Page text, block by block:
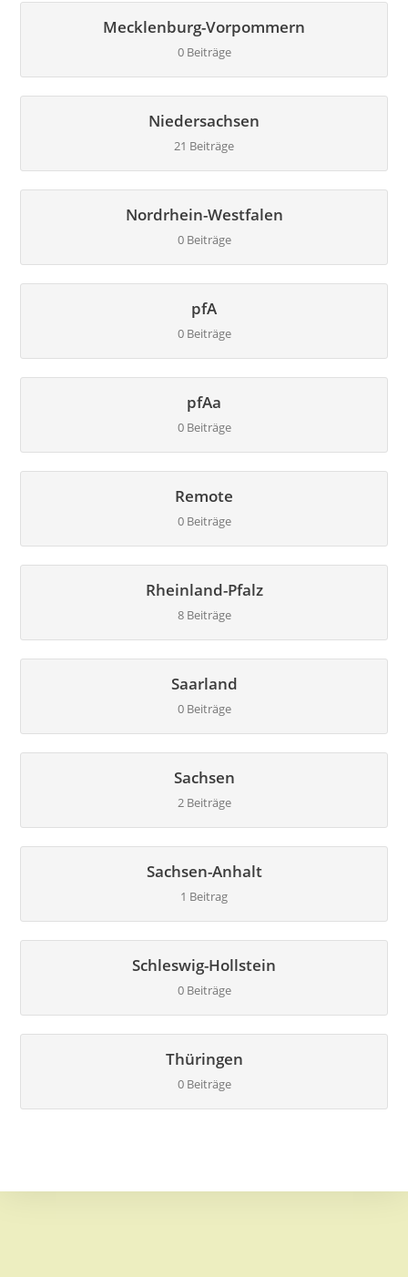
Mecklenburg-Vorpommern
0 Beiträge
Niedersachsen
21 Beiträge
Nordrhein-Westfalen
0 Beiträge
pfA
0 Beiträge
pfAa
0 Beiträge
Remote
0 Beiträge
Rheinland-Pfalz
8 Beiträge
Saarland
0 Beiträge
Sachsen
2 Beiträge
Sachsen-Anhalt
1 Beitrag
Schleswig-Hollstein
0 Beiträge
Thüringen
0 Beiträge